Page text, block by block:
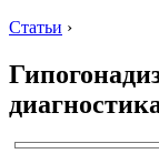
Статьи ›